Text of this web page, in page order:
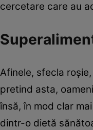
cercetare care au
Afinele, sfecla
pretind asta,
însă, în mod clar
dintr-o dietă